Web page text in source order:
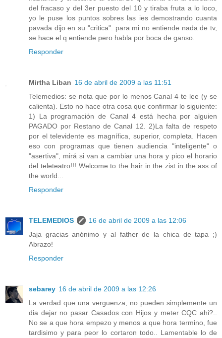
del fracaso y del 3er puesto del 10 y tiraba fruta a lo loco,
yo le puse los puntos sobres las ies demostrando cuanta
pavada dijo en su "critica". para mi no entiende nada de tv,
se hace el q entiende pero habla por boca de ganso.
Responder
Mirtha Liban 16 de abril de 2009 a las 11:51
Telemedios: se nota que por lo menos Canal 4 te lee (y se
calienta). Esto no hace otra cosa que confirmar lo siguiente:
1) La programación de Canal 4 está hecha por alguien
PAGADO por Restano de Canal 12. 2)La falta de respeto
por el televidente es magnífica, superior, completa. Hacen
eso con programas que tienen audiencia "inteligente" o
"asertiva", mirá si van a cambiar una hora y pico el horario
del teleteatro!!! Welcome to the hair in the zist in the ass of
the world...
Responder
TELEMEDIOS
16 de abril de 2009 a las 12:06
Jaja gracias anónimo y al father de la chica de tapa ;)
Abrazo!
Responder
sebarey 16 de abril de 2009 a las 12:26
La verdad que una verguenza, no pueden simplemente un
dia dejar no pasar Casados con Hijos y meter CQC ahi?..
No se a que hora empezo y menos a que hora termino, fue
tardisimo y para peor lo cortaron todo.. Lamentable lo de